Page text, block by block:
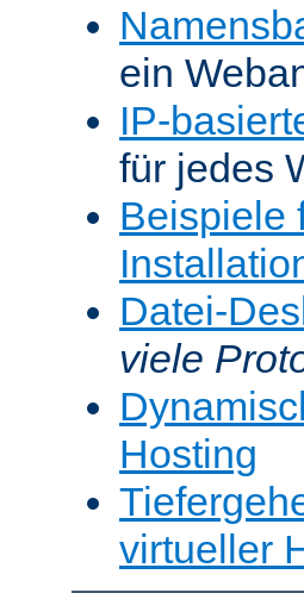
ein
IP-
für jedes
Beispiele
Datei-
viele
Hosting
virtueller